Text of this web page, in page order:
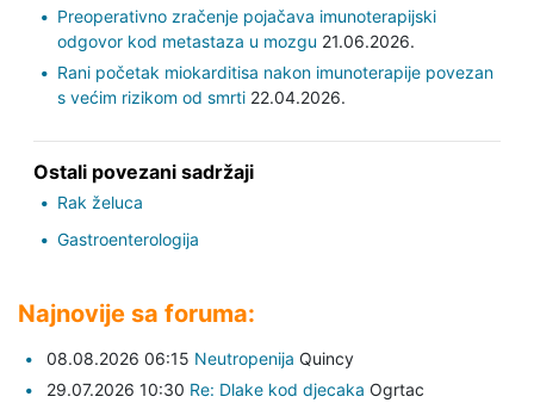
Preoperativno zračenje pojačava imunoterapijski
odgovor kod metastaza u mozgu 21.06.2026.
Rani početak miokarditisa nakon imunoterapije povezan
s većim rizikom od smrti22.04.2026.
Ostali povezani sadržaji
Rak želuca
Gastroenterologija
Najnovije sa foruma:
08.08.2026 06:15 Neutropenija Quincy
29.07.2026 10:30 Re: Dlake kod djecaka Ogrtac